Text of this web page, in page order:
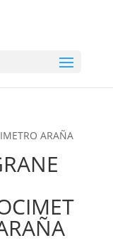
ARAÑA